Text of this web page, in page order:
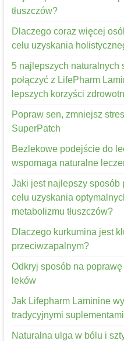
tłuszczów?
Dlaczego coraz więcej
celu uzyskania
5 najlepszych naturalnych
połączyć z LifePharm
lepszych korzyści
Popraw sen, zmniejsz
SuperPatch
Bezlekowe podejście do
wspomaga naturalne
Jaki jest najlepszy sposób
celu uzyskania
metabolizmu tłuszczów?
Dlaczego kurkumina jest
przeciwzapalnym?
Odkryj sposób na
leków
Jak Lifepharm Laminine
tradycyjnymi
Naturalna ulga w bólu i